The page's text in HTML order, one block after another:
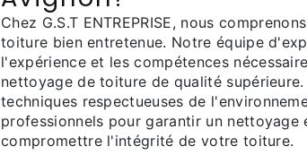
Chez G.S.T ENTREPRISE, nous
toiture bien entretenue. Notre équipe
l'expérience et les compétences
nettoyage de toiture de qualité
techniques respectueuses de
professionnels pour garantir un nettoyage
compromettre l'intégrité de votre toiture.